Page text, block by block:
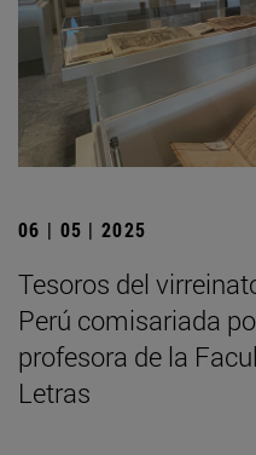
06 | 05 | 2025
Tesoros del
Perú comisariada
profesora de la
Letras